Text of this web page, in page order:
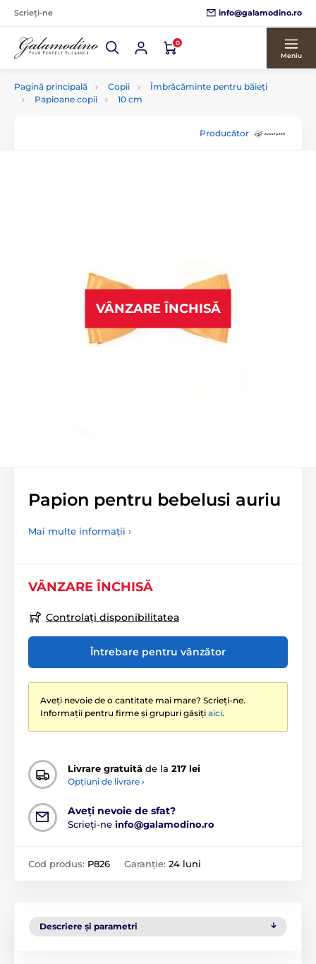
Scrieți-ne info@galamodino.ro
0
Meniu
Pagină principală Copii
Îmbrăcăminte pentru băieți
Papioane copii
10 cm
Producător
VÂNZARE ÎNCHISĂ
Papion pentru bebelusi auriu
Mai multe informații ›
VÂNZARE ÎNCHISĂ
Controlați disponibilitatea
Întrebare pentru vânzător
Aveți nevoie de o cantitate mai mare? Scrieți-ne.
Informații pentru firme și grupuri găsiți aici.
Livrare gratuită de la 217 lei
Opțiuni de livrare ›
Aveți nevoie de sfat?
Scrieți-ne info@galamodino.ro
Cod produs: P826 Garanție: 24 luni
Descriere și parametri